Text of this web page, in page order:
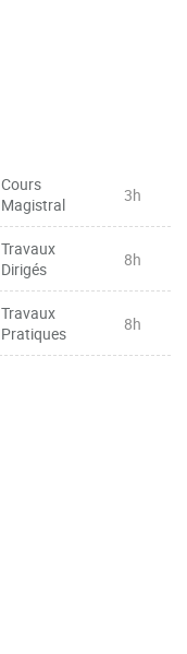
Cours
Magistral
3h
Travaux
Dirigés
8h
Travaux
Pratiques
8h